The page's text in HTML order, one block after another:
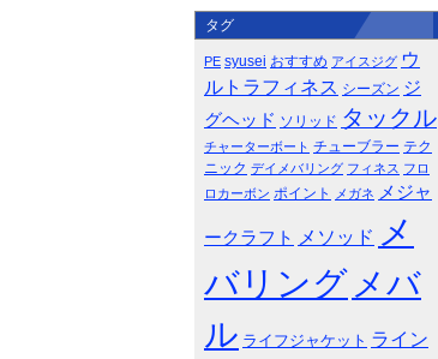
タグ
PE syusei おすすめ アイスジグ ウ
ルトラフィネス シーズン ジ
グヘッド ソリッド タックル
チャーターボート チューブラー テク
ニック デイメバリング フィネス フロ
ロカーボン ポイント メガネ メジャ
ークラフト メソッド
メ
バリング メバ
ル ライフジャケット ライン